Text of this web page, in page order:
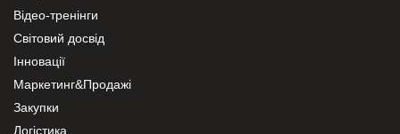
Відео-тренінги
Світовий досвід
Інновації
Маркетинг&Продажі
Закупки
Логістика